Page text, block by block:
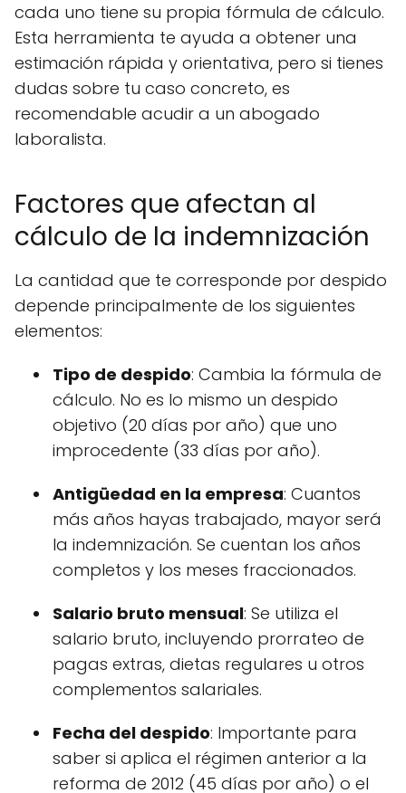
cada uno tiene su propia fórmula de cálculo.
Esta herramienta te ayuda a obtener una
estimación rápida y orientativa, pero si tienes
dudas sobre tu caso concreto, es
recomendable acudir a un abogado
laboralista.
Factores que afectan al
cálculo de la indemnización
La cantidad que te corresponde por despido
depende principalmente de los siguientes
elementos:
Tipo de despido: Cambia la fórmula de
cálculo. No es lo mismo un despido
objetivo (20 días por año) que uno
improcedente (33 días por año).
Antigüedad en la empresa: Cuantos
más años hayas trabajado, mayor será
la indemnización. Se cuentan los años
completos y los meses fraccionados.
Salario bruto mensual: Se utiliza el
salario bruto, incluyendo prorrateo de
pagas extras, dietas regulares u otros
complementos salariales.
Fecha del despido: Importante para
saber si aplica el régimen anterior a la
reforma de 2012 (45 días por año) o el